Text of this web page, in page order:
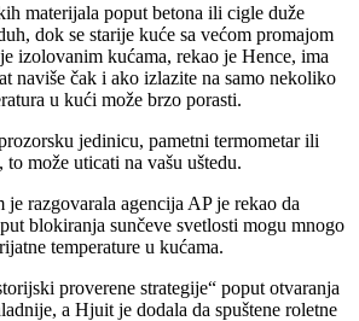
materijala poput betona ili cigle duže
dok se starije kuće sa većom promajom
izolovanim kućama, rekao je Hence, ima
naviše čak i ako izlazite na samo nekoliko
u kući može brzo porasti.
jedinicu, pametni termometar ili
može uticati na vašu uštedu.
razgovarala agencija AP je rekao da
blokiranja sunčeve svetlosti mogu mnogo
temperature u kućama.
proverene strategije“ poput otvaranja
a Hjuit je dodala da spuštene roletne